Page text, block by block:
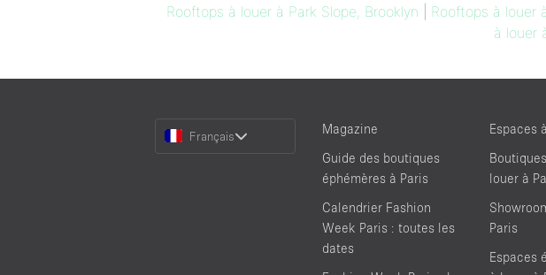
Rooftops à louer à Park Slope, Brooklyn
Rooftops à louer
à louer
Choose
Français
Magazine
Guide des boutiques
éphémères à Paris
Calendrier Fashion
Week Paris : toutes les
dates
Espaces
louer à
Paris
Espaces